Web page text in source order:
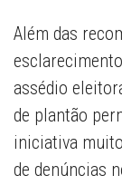
Além das
assédio
de plantão
iniciativa
de denúncias